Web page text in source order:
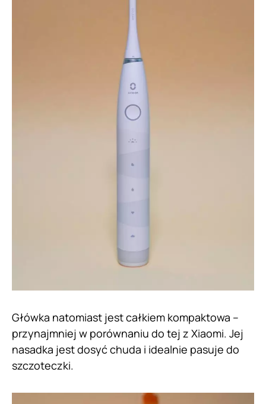
Główka natomiast jest całkiem kompaktowa –
przynajmniej w porównaniu do tej z Xiaomi. Jej
nasadka jest dosyć chuda i idealnie pasuje do
szczoteczki.